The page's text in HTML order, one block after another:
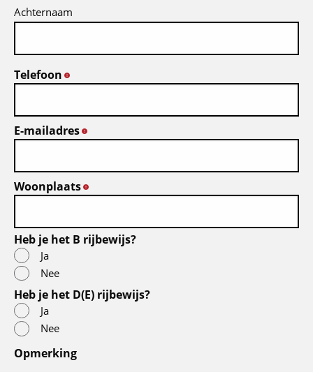
Achternaam
Telefoon
E-mailadres
Woonplaats
Heb je het B rijbewijs?
Ja
Nee
Heb je het D(E) rijbewijs?
Ja
Nee
Opmerking